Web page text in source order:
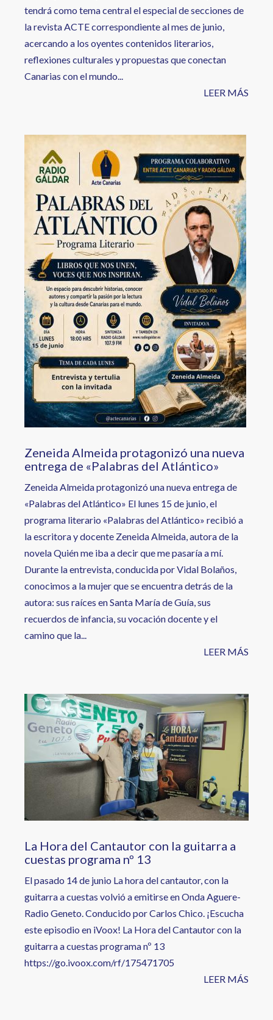
tendrá como tema central el especial de secciones de
la revista ACTE correspondiente al mes de junio,
acercando a los oyentes contenidos literarios,
reflexiones culturales y propuestas que conectan
Canarias con el mundo...
LEER MÁS
Image
Zeneida Almeida protagonizó una nueva
entrega de «Palabras del Atlántico»
Zeneida Almeida protagonizó una nueva entrega de
«Palabras del Atlántico» El lunes 15 de junio, el
programa literario «Palabras del Atlántico» recibió a
la escritora y docente Zeneida Almeida, autora de la
novela Quién me iba a decir que me pasaría a mí.
Durante la entrevista, conducida por Vidal Bolaños,
conocimos a la mujer que se encuentra detrás de la
autora: sus raíces en Santa María de Guía, sus
recuerdos de infancia, su vocación docente y el
camino que la...
LEER MÁS
Image
La Hora del Cantautor con la guitarra a
cuestas programa nº 13
El pasado 14 de junio La hora del cantautor, con la
guitarra a cuestas volvió a emitirse en Onda Aguere-
Radio Geneto. Conducido por Carlos Chico. ¡Escucha
este episodio en iVoox! La Hora del Cantautor con la
guitarra a cuestas programa nº 13
https://go.ivoox.com/rf/175471705
LEER MÁS